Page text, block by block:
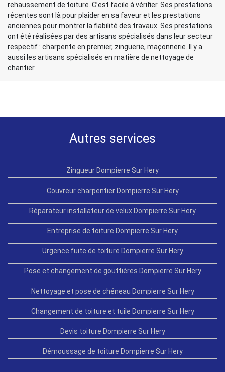
rehaussement de toiture. C’est facile à vérifier. Ses prestations
récentes sont là pour plaider en sa faveur et les prestations
anciennes pour montrer la fiabilité des travaux. Ses prestations
ont été réalisées par des artisans spécialisés dans leur secteur
respectif : charpente en premier, zinguerie, maçonnerie. Il y a
aussi les artisans spécialisés en matière de nettoyage de
chantier.
Autres services
Zingueur Dompierre Sur Hery
Couvreur charpentier Dompierre Sur Hery
Réparateur installateur de velux Dompierre Sur Hery
Entreprise de toiture Dompierre Sur Hery
Urgence fuite de toiture Dompierre Sur Hery
Pose et changement de gouttières Dompierre Sur Hery
Nettoyage et pose de chéneau Dompierre Sur Hery
Changement de toiture et tuile Dompierre Sur Hery
Devis toiture Dompierre Sur Hery
Démoussage de toiture Dompierre Sur Hery